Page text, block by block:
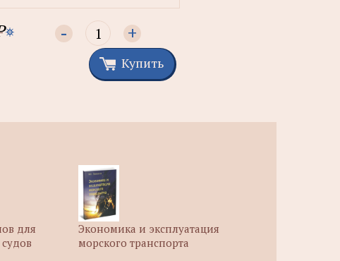
- +
Купить
для
Экономика и эксплуатация
морского транспорта